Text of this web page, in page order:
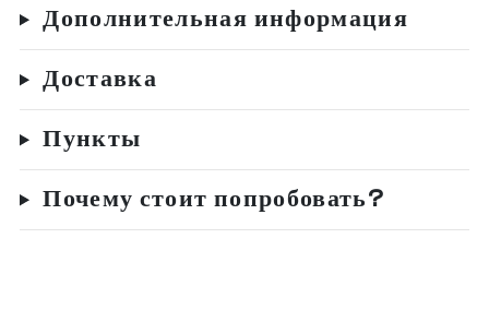
Дополнительная информация
Доставка
Пункты
Почему стоит попробовать?